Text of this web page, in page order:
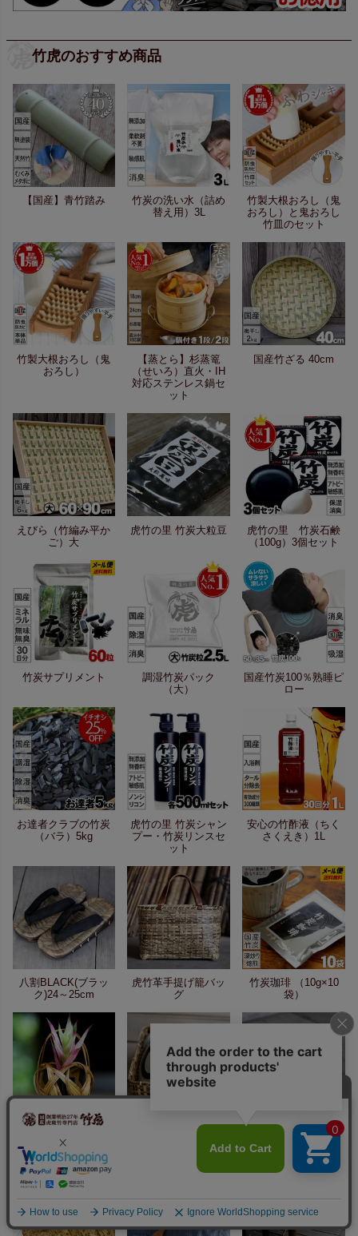
竹虎のおすすめ商品
【国産】青竹踏み
竹炭の洗い水（詰め
替え用）3L
竹製大根おろし（鬼
おろし）と鬼おろし
竹皿のセット
竹製大根おろし（鬼
おろし）
【蒸とら】杉蒸篭
（せいろ）直火・IH
対応ステンレス鍋セ
ット
国産竹ざる 40cm
えびら（竹編み平か
ご）大
虎竹の里 竹炭大粒豆
虎竹の里 竹炭石鹸
（100g）3個セット
竹炭サプリメント
調湿竹炭パック
（大）
国産竹炭100％熟睡ピ
ロー
お達者クラブの竹炭
（バラ）5kg
虎竹の里 竹炭シャン
プー・竹炭リンスセ
ット
安心の竹酢液（ちく
さくえき）1L
八割BLACK(ブラッ
ク)24～25cm
虎竹革手提げ籠バッ
グ
竹炭珈琲 （10g×10
袋）
虎竹花籠 手付き四海
波（豆）
虎竹スクエア茶碗籠
虎竹ランチボックス
（大）